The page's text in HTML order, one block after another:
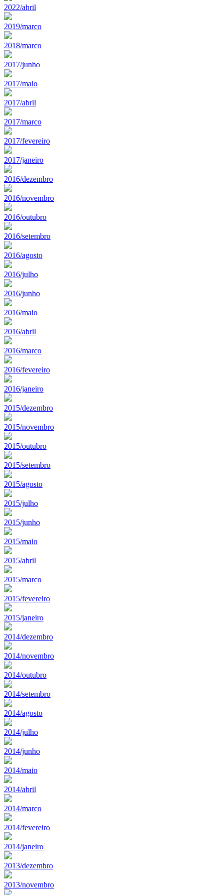
2022/abril
2019/marco
2018/marco
2017/junho
2017/maio
2017/abril
2017/marco
2017/fevereiro
2017/janeiro
2016/dezembro
2016/novembro
2016/outubro
2016/setembro
2016/agosto
2016/julho
2016/junho
2016/maio
2016/abril
2016/marco
2016/fevereiro
2016/janeiro
2015/dezembro
2015/novembro
2015/outubro
2015/setembro
2015/agosto
2015/julho
2015/junho
2015/maio
2015/abril
2015/marco
2015/fevereiro
2015/janeiro
2014/dezembro
2014/novembro
2014/outubro
2014/setembro
2014/agosto
2014/julho
2014/junho
2014/maio
2014/abril
2014/marco
2014/fevereiro
2014/janeiro
2013/dezembro
2013/novembro